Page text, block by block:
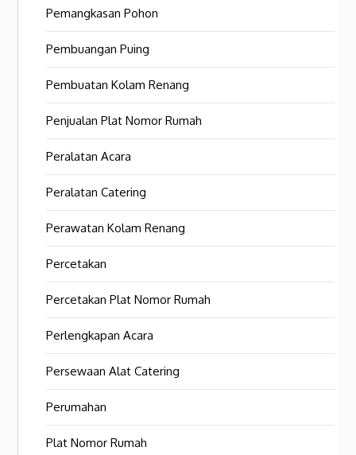
Pemangkasan Pohon
Pembuangan Puing
Pembuatan Kolam Renang
Penjualan Plat Nomor Rumah
Peralatan Acara
Peralatan Catering
Perawatan Kolam Renang
Percetakan
Percetakan Plat Nomor Rumah
Perlengkapan Acara
Persewaan Alat Catering
Perumahan
Plat Nomor Rumah